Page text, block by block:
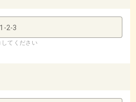
2-3
てください